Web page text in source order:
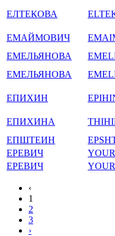
ЕЛТЕКОВА
ЕМАЙМОВИЧ
ЕМЕЛЬЯНОВА
ЕМЕЛЬЯНОВА
ЕПИХИН
ЕПИХИНА
ЕПШТЕИН
ЕРЕВИЧ
ЕРЕВИЧ
‹
1
2
3
›